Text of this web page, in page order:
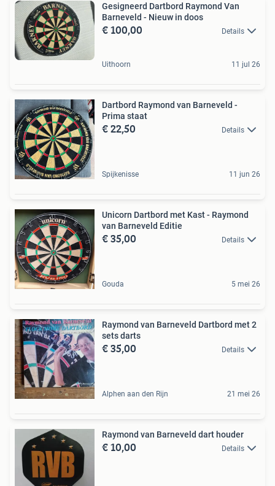
Gesigneerd Dartbord Raymond Van
Barneveld - Nieuw in doos
€ 100,00 Details
Uithoorn 11 jul 26
Dartbord Raymond van Barneveld -
Prima staat
€ 22,50 Details
Spijkenisse 11 jun 26
Unicorn Dartbord met Kast - Raymond
van Barneveld Editie
€ 35,00 Details
Gouda 5 mei 26
Raymond van Barneveld Dartbord met 2
sets darts
€ 35,00 Details
Alphen aan den Rijn 21 mei 26
Raymond van Barneveld dart houder
€ 10,00 Details